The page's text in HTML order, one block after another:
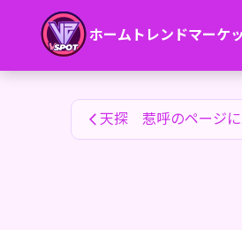
ホーム トレンドマーケ
天探 惹呼のファンアイテム
天探 惹呼のページに
天探 惹呼のファンアイテム —